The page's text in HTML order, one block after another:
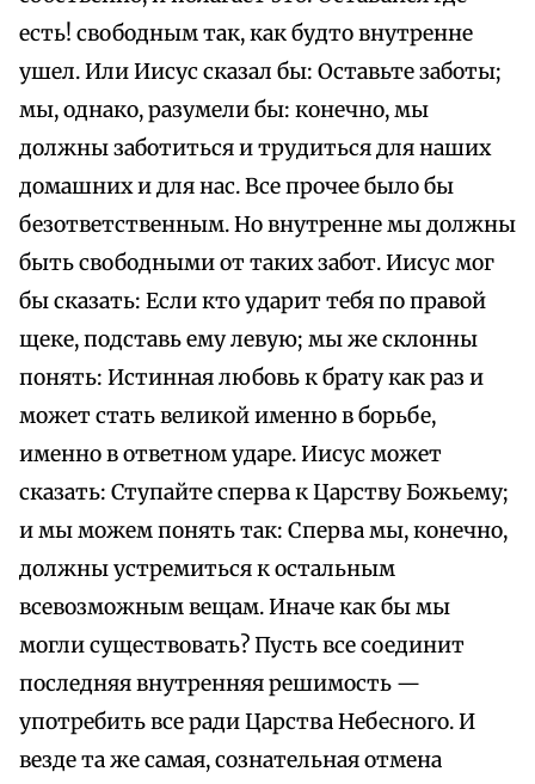
есть! свободным так, как будто внутренне
ушел. Или Иисус сказал бы: Оставьте заботы;
мы, однако, разумели бы: конечно, мы
должны заботиться и трудиться для наших
домашних и для нас. Все прочее было бы
безответственным. Но внутренне мы должны
быть свободными от таких забот. Иисус мог
бы сказать: Если кто ударит тебя по правой
щеке, подставь ему левую; мы же склонны
понять: Истинная любовь к брату как раз и
может стать великой именно в борьбе,
именно в ответном ударе. Иисус может
сказать: Ступайте сперва к Царству Божьему;
и мы можем понять так: Сперва мы, конечно,
должны устремиться к остальным
всевозможным вещам. Иначе как бы мы
могли существовать? Пусть все соединит
последняя внутренняя решимость —
употребить все ради Царства Небесного. И
везде та же самая, сознательная отмена